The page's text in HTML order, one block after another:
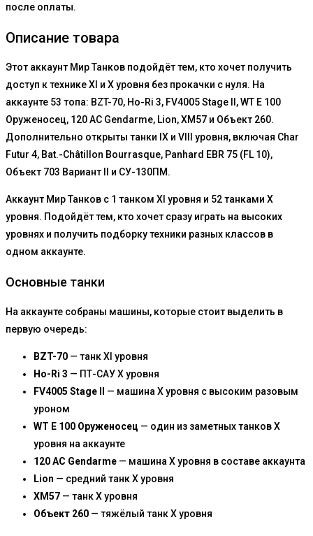
после оплаты.
Описание товара
Этот аккаунт Мир Танков подойдёт тем, кто хочет получить
доступ к технике XI и X уровня без прокачки с нуля. На
аккаунте 53 топа: BZT-70, Ho-Ri 3, FV4005 Stage II, WT E 100
Оруженосец, 120 AC Gendarme, Lion, XM57 и Объект 260.
Дополнительно открыты танки IX и VIII уровня, включая Char
Futur 4, Bat.-Châtillon Bourrasque, Panhard EBR 75 (FL 10),
Объект 703 Вариант II и СУ-130ПМ.
Аккаунт Мир Танков с 1 танком XI уровня и 52 танками X
уровня. Подойдёт тем, кто хочет сразу играть на высоких
уровнях и получить подборку техники разных классов в
одном аккаунте.
Основные танки
На аккаунте собраны машины, которые стоит выделить в
первую очередь:
BZT-70 — танк XI уровня
Ho-Ri 3 — ПТ-САУ X уровня
FV4005 Stage II
— машина X уровня с высоким разовым
уроном
WT E 100 Оруженосец — один из заметных танков X
уровня на аккаунте
120 AC Gendarme — машина X уровня в составе аккаунта
Lion — средний танк X уровня
XM57 — танк X уровня
Объект 260 — тяжёлый танк X уровня